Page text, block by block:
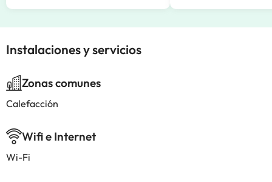
Instalaciones y servicios
Zonas comunes
Calefacción
Wifi e Internet
Wi-Fi